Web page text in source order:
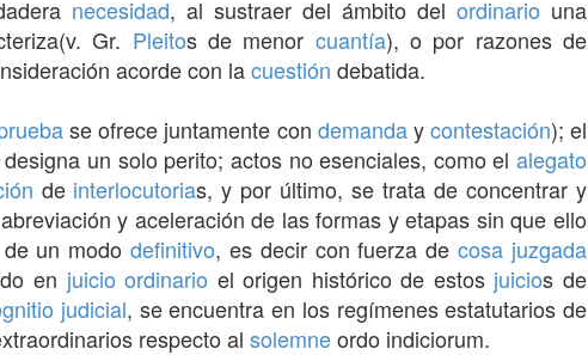
necesidad, al sustraer del ámbito del ordinario una
Gr. Pleitos de menor cuantía), o por razones de
acorde con lacuestión debatida.
se ofrece juntamente con demandaycontestación); el
un solo perito; actos no esenciales, como elalegato
de interlocutorias, y por último, se trata de concentrar y
y aceleración de las formas y etapas sin que ello
de un mododefinitivo, es decir con fuerza decosa juzgada
en juicio ordinario el origen histórico de estos juicios de
judicial, se encuentra en los regímenes estatutarios de
respecto al solemneordo indiciorum.